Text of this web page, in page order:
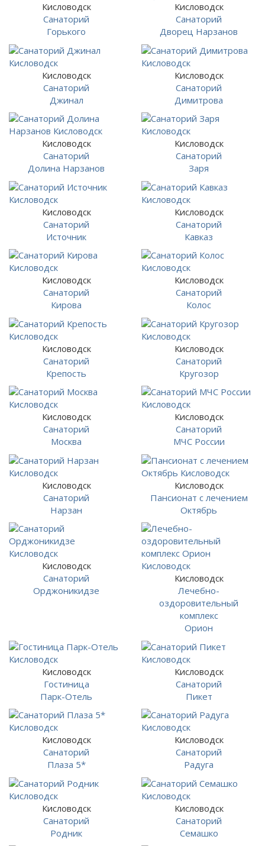
Кисловодск
Санаторий
Горького
Кисловодск
Санаторий
Дворец Нарзанов
Кисловодск
Санаторий
Джинал
Кисловодск
Санаторий
Димитрова
Кисловодск
Санаторий
Долина Нарзанов
Кисловодск
Санаторий
Заря
Кисловодск
Санаторий
Источник
Кисловодск
Санаторий
Кавказ
Кисловодск
Санаторий
Кирова
Кисловодск
Санаторий
Колос
Кисловодск
Санаторий
Крепость
Кисловодск
Санаторий
Кругозор
Кисловодск
Санаторий
Москва
Кисловодск
Санаторий
МЧС России
Кисловодск
Санаторий
Нарзан
Кисловодск
Пансионат с лечением
Октябрь
Кисловодск
Санаторий
Орджоникидзе
Кисловодск
Лечебно-
оздоровительный
комплекс
Орион
Кисловодск
Гостиница
Парк-Отель
Кисловодск
Санаторий
Пикет
Кисловодск
Санаторий
Плаза 5*
Кисловодск
Санаторий
Радуга
Кисловодск
Санаторий
Родник
Кисловодск
Санаторий
Семашко